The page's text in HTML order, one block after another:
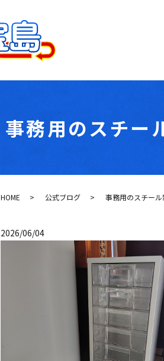
事務用のスチー
HOME 公式ブログ 事務用のスチール
2026/06/04